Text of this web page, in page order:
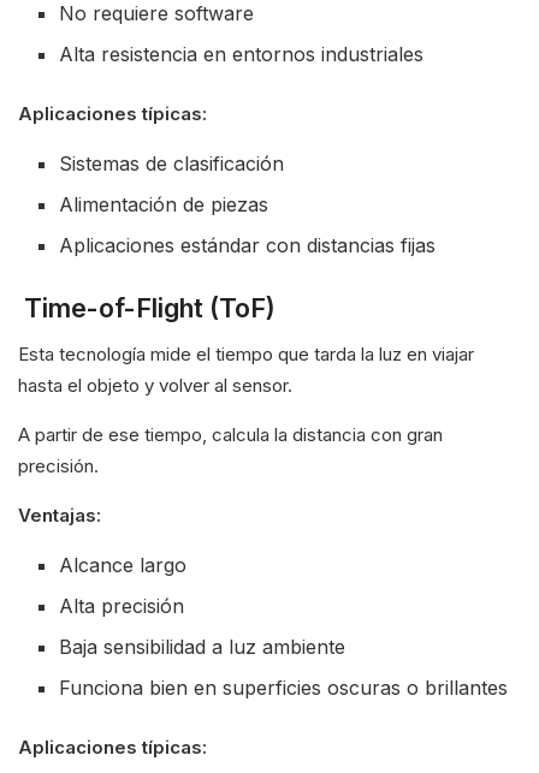
No requiere software
Alta resistencia en entornos industriales
Aplicaciones típicas:
Sistemas de clasificación
Alimentación de piezas
Aplicaciones estándar con distancias fijas
Time-of-Flight (ToF)
Esta tecnología mide el tiempo que tarda la luz en viajar
hasta el objeto y volver al sensor.
A partir de ese tiempo, calcula la distancia con gran
precisión.
Ventajas:
Alcance largo
Alta precisión
Baja sensibilidad a luz ambiente
Funciona bien en superficies oscuras o brillantes
Aplicaciones típicas: